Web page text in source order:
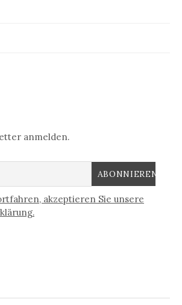
anmelden.
akzeptieren Sie unsere